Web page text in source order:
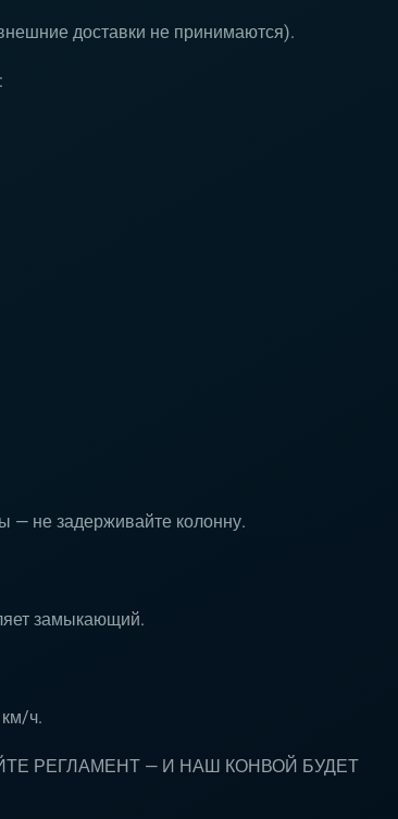
доставки не принимаются).
— не задерживайте колонну.
замыкающий.
ч.
РЕГЛАМЕНТ — И НАШ КОНВОЙ БУДЕТ